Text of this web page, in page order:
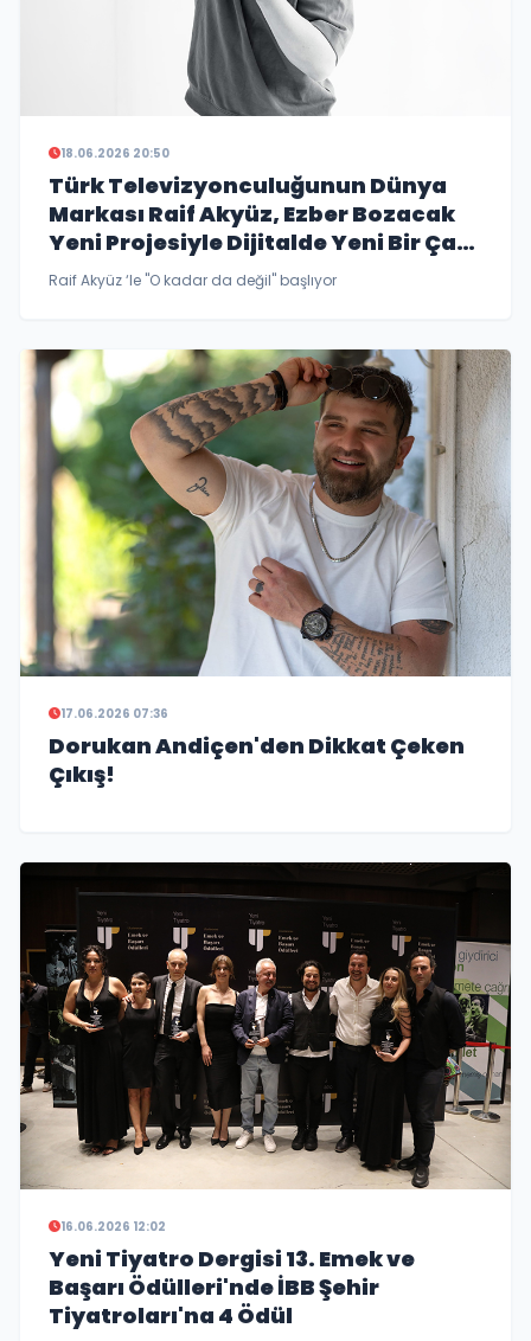
18.06.2026 20:50
Türk Televizyonculuğunun Dünya
Markası Raif Akyüz, Ezber Bozacak
Yeni Projesiyle Dijitalde Yeni Bir Çağ
Başlatmaya Hazırlanıyor
Raif Akyüz ‘le "O kadar da değil" başlıyor
17.06.2026 07:36
Dorukan Andiçen'den Dikkat Çeken
Çıkış!
16.06.2026 12:02
Yeni Tiyatro Dergisi 13. Emek ve
Başarı Ödülleri'nde İBB Şehir
Tiyatroları'na 4 Ödül